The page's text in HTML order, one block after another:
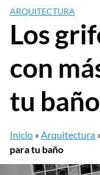
ARQUITECTURA
Los
con
tu baño
Inicio »Arquitectura
para tu baño